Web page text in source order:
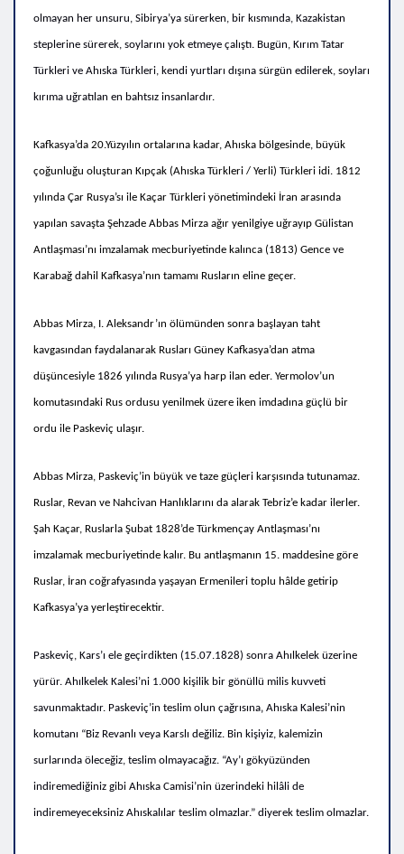
olmayan her unsuru, Sibirya’ya sürerken, bir kısmında, Kazakistan
steplerine sürerek, soylarını yok etmeye çalıştı. Bugün, Kırım Tatar
Türkleri ve Ahıska Türkleri, kendi yurtları dışına sürgün edilerek, soyları
kırıma uğratılan en bahtsız insanlardır.
Kafkasya’da 20.Yüzyılın ortalarına kadar, Ahıska bölgesinde, büyük
çoğunluğu oluşturan Kıpçak (Ahıska Türkleri / Yerli) Türkleri idi. 1812
yılında Çar Rusya’sı ile Kaçar Türkleri yönetimindeki İran arasında
yapılan savaşta Şehzade Abbas Mirza ağır yenilgiye uğrayıp Gülistan
Antlaşması’nı imzalamak mecburiyetinde kalınca (1813) Gence ve
Karabağ dahil Kafkasya’nın tamamı Rusların eline geçer.
Abbas Mirza, I. Aleksandr’ın ölümünden sonra başlayan taht
kavgasından faydalanarak Rusları Güney Kafkasya’dan atma
düşüncesiyle 1826 yılında Rusya’ya harp ilan eder. Yermolov’un
komutasındaki Rus ordusu yenilmek üzere iken imdadına güçlü bir
ordu ile Paskeviç ulaşır.
Abbas Mirza, Paskeviç’in büyük ve taze güçleri karşısında tutunamaz.
Ruslar, Revan ve Nahcivan Hanlıklarını da alarak Tebriz’e kadar ilerler.
Şah Kaçar, Ruslarla Şubat 1828’de Türkmençay Antlaşması’nı
imzalamak mecburiyetinde kalır. Bu antlaşmanın 15. maddesine göre
Ruslar, İran coğrafyasında yaşayan Ermenileri toplu hâlde getirip
Kafkasya’ya yerleştirecektir.
Paskeviç, Kars’ı ele geçirdikten (15.07.1828) sonra Ahılkelek üzerine
yürür. Ahılkelek Kalesi’ni 1.000 kişilik bir gönüllü milis kuvveti
savunmaktadır. Paskeviç’in teslim olun çağrısına‚ Ahıska Kalesi’nin
komutanı “Biz Revanlı veya Karslı değiliz. Bin kişiyiz, kalemizin
surlarında öleceğiz, teslim olmayacağız. “Ay’ı gökyüzünden
indiremediğiniz gibi Ahıska Camisi’nin üzerindeki hilâli de
indiremeyeceksiniz Ahıskalılar teslim olmazlar.” diyerek teslim olmazlar.